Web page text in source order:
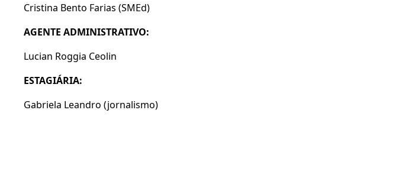
Cristina Bento Farias (SMEd)
AGENTE ADMINISTRATIVO:
Lucian Roggia Ceolin
ESTAGIÁRIA:
Gabriela Leandro (jornalismo)